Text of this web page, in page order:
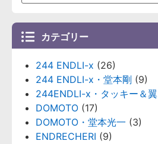
カテゴリー
244 ENDLI-x (26)
244 ENDLI-x・堂本剛 (9)
244ENDLI-x・タッキー＆翼
DOMOTO (17)
DOMOTO・堂本光一 (3)
ENDRECHERI (9)